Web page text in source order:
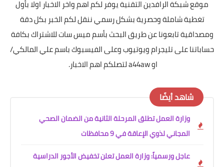
موقع شبكة الرافدين التقنية يوفر لكم اهم واخر الاخبار اولا بأول
تغطية شاملة وحصرية بشكل رسمي ننقل لكم الخبر بكل دقة
ومصداقية تابعونا عن طريق البحث بأسم ميس سات للاشتراك بكافة
حساباتنا على تليجرام ويوتيوب وعلى الفيسبوك باسم علي المالكي/
او a44aw لتصلكم اهم الاخبار.
شاهد أيضًا
وزارة العمل تطلق المرحلة الثانية من الضمان الصحي
المجاني لذوي الإعاقة في 9 محافظات
عاجل ورسمياً: وزارة العمل تعلن تخفيض الأجور الدراسية